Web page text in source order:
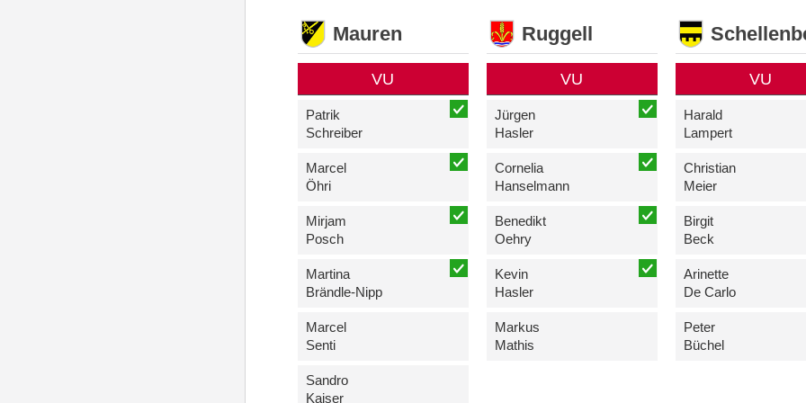
Mauren
VU
Patrik
Schreiber
Marcel
Öhri
Mirjam
Posch
Martina
Brändle-Nipp
Marcel
Senti
Sandro
Kaiser
Ruggell
VU
Jürgen
Hasler
Cornelia
Hanselmann
Benedikt
Oehry
Kevin
Hasler
Markus
Mathis
VU
Harald
Lampert
Christian
Meier
Birgit
Beck
Arinette
De Carlo
Peter
Büchel